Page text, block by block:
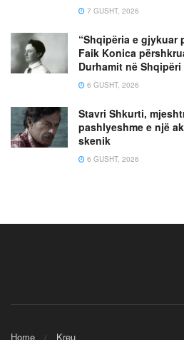
7 GUSHT, 2026
“Shqipëria e gjykuar
Faik Konica
Durhamit në Shqipëri
6 GUSHT, 2026
Stavri Shkurti,
pashlyeshme e një
skenik
6 GUSHT, 2026
Home Kreu